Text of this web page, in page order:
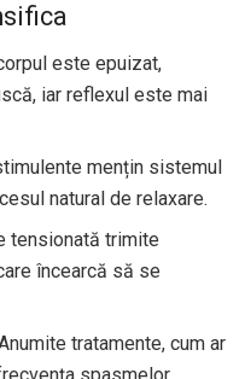
este epuizat,
iar reflexul este mai
mențin sistemul
natural de relaxare.
tensionată trimite
încearcă să se
tratamente, cum ar